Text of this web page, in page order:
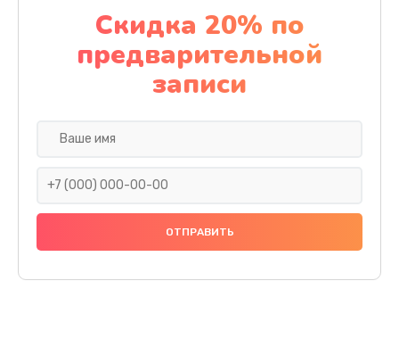
Скидка 20% по
предварительной
записи